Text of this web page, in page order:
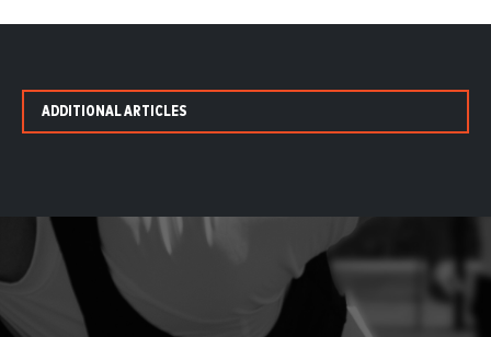
ADDITIONAL ARTICLES